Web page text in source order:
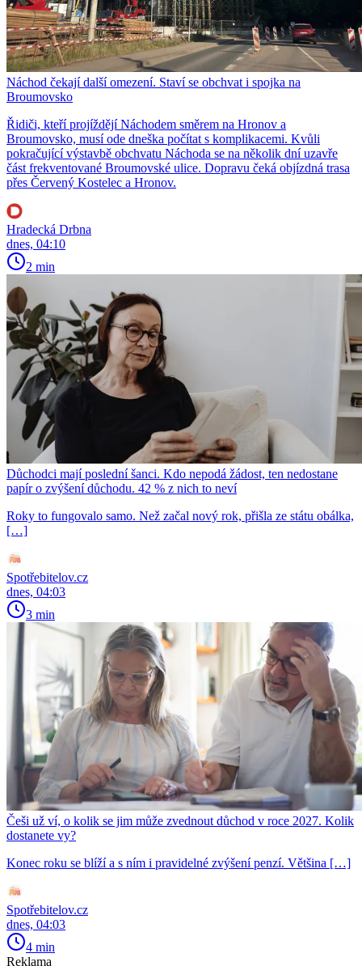
Náchod čekají další omezení. Staví se obchvat i spojka na
Broumovsko
Řidiči, kteří projíždějí Náchodem směrem na Hronov a
Broumovsko, musí ode dneška počítat s komplikacemi. Kvůli
pokračující výstavbě obchvatu Náchoda se na několik dní uzavře
část frekventované Broumovské ulice. Dopravu čeká objízdná trasa
přes Červený Kostelec a Hronov.
Hradecká Drbna
dnes, 04:10
2 min
Důchodci mají poslední šanci. Kdo nepodá žádost, ten nedostane
papír o zvýšení důchodu. 42 % z nich to neví
Roky to fungovalo samo. Než začal nový rok, přišla ze státu obálka,
[…]
Spotřebitelov.cz
dnes, 04:03
3 min
Češi už ví, o kolik se jim může zvednout důchod v roce 2027. Kolik
dostanete vy?
Konec roku se blíží a s ním i pravidelné zvýšení penzí. Většina […]
Spotřebitelov.cz
dnes, 04:03
4 min
Reklama